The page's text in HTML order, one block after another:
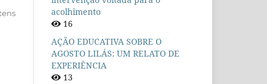
acolhimento
16
AÇÃO EDUCATIVA SOBRE O
AGOSTO LILÁS: UM RELATO DE
EXPERIÊNCIA
13